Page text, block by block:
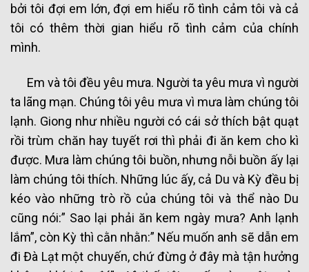
bởi tôi đợi em lớn, đợi em hiểu rõ tình cảm tôi và cả
tôi có thêm thời gian hiểu rõ tình cảm của chính
mình.
Em và tôi đều yêu mưa. Người ta yêu mưa vì người
ta lãng mạn. Chúng tôi yêu mưa vì mưa làm chúng tôi
lạnh. Giong như nhiều người có cái sở thích bật quạt
rồi trùm chăn hay tuyết rơi thì phải đi ăn kem cho kì
được. Mưa làm chúng tôi buồn, nhưng nỗi buồn ấy lại
làm chúng tôi thích. Những lúc ấy, cả Du và Kỳ đều bị
kéo vào những trò rồ của chúng tôi và thể nào Du
cũng nói:” Sao lại phải ăn kem ngày mưa? Anh lạnh
lắm”, còn Kỳ thì cằn nhằn:” Nếu muốn anh sẽ dẫn em
đi Đà Lạt một chuyến, chứ đừng ở đây mà tận hưởng